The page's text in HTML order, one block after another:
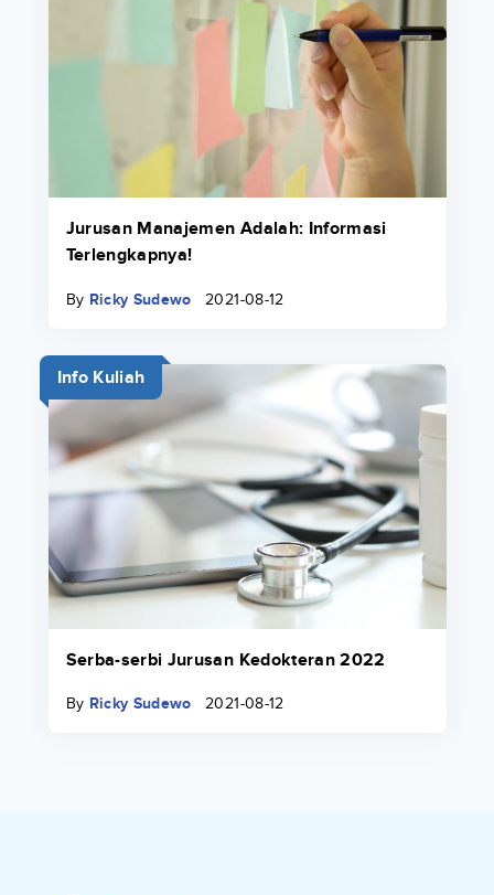
Jurusan Manajemen Adalah: Informasi
Terlengkapnya!
By Ricky Sudewo 2021-08-12
Info Kuliah
Serba-serbi Jurusan Kedokteran 2022
By Ricky Sudewo 2021-08-12